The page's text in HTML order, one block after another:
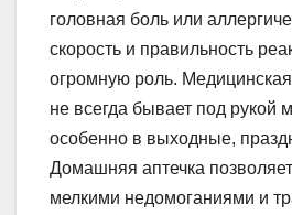
головная боль или
скорость и правильность
огромную роль.
не всегда бывает под рукой
особенно в выходные,
Домашняя аптечка
мелкими недомоганиями и